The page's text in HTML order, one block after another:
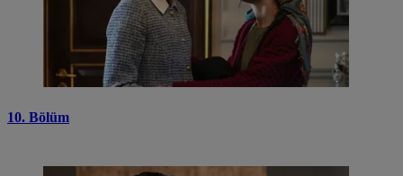
10. Bölüm